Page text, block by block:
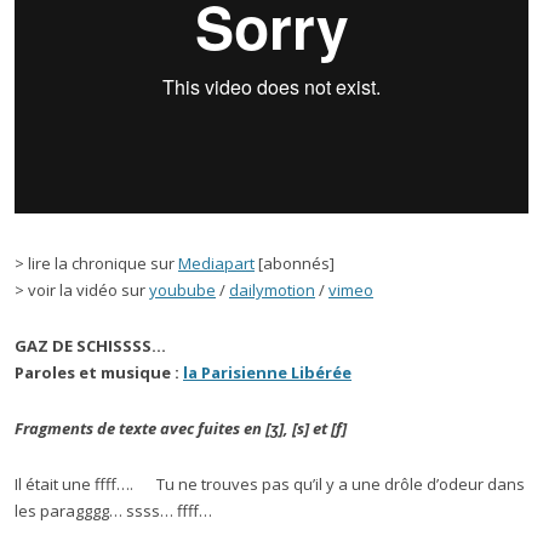
> lire la chronique surMediapart[abonnés]
> voir la vidéo suryoubube /dailymotion /vimeo
GAZ DE SCHISSSS…
Paroles et musique : la Parisienne Libérée
Fragments de texte avec fuites en [ʒ], [s] et [f]
Il était une ffff…. Tu ne trouves pas qu’il y a une drôle d’odeur dans
les paragggg… ssss… ffff…